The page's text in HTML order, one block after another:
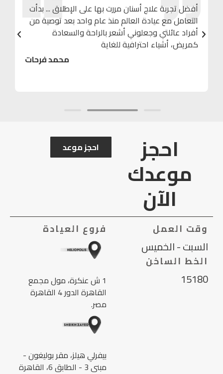
أفضل تجربة علاج أسنان مررت بها على الإطلاق ... بدأت
التعامل مع عيادة العالم منذ عام واحد بعد توصية من
أفراد عائلتي وجعلوني أشعر بالراحة والسعادة
كمريض، أشياء احترافية للغاية
محمد فرحات
احجز
موعدك
الآن
احجز موعد
وقت العمل
السبت - الخميس
الخط الساخن
15180
فروع العيادة
1 ش عنكرة، مول مجمع
القاهرة الدور 4 القاهرة
مصر.
بيفرلي هيلز، مقر بوليغون -
مبنى 3 - الطابق 6، القاهرة